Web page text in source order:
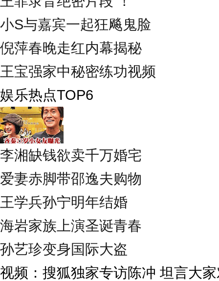
小S与嘉宾一起狂飚鬼脸
倪萍春晚走红内幕揭秘
王宝强家中秘密练功视频
娱乐热点TOP6
李湘缺钱欲卖千万婚宅
爱妻赤脚带邵逸夫购物
王学兵孙宁明年结婚
海岩家族上演圣诞青春
孙艺珍变身国际大盗
视频：搜狐独家专访陈冲 坦言大